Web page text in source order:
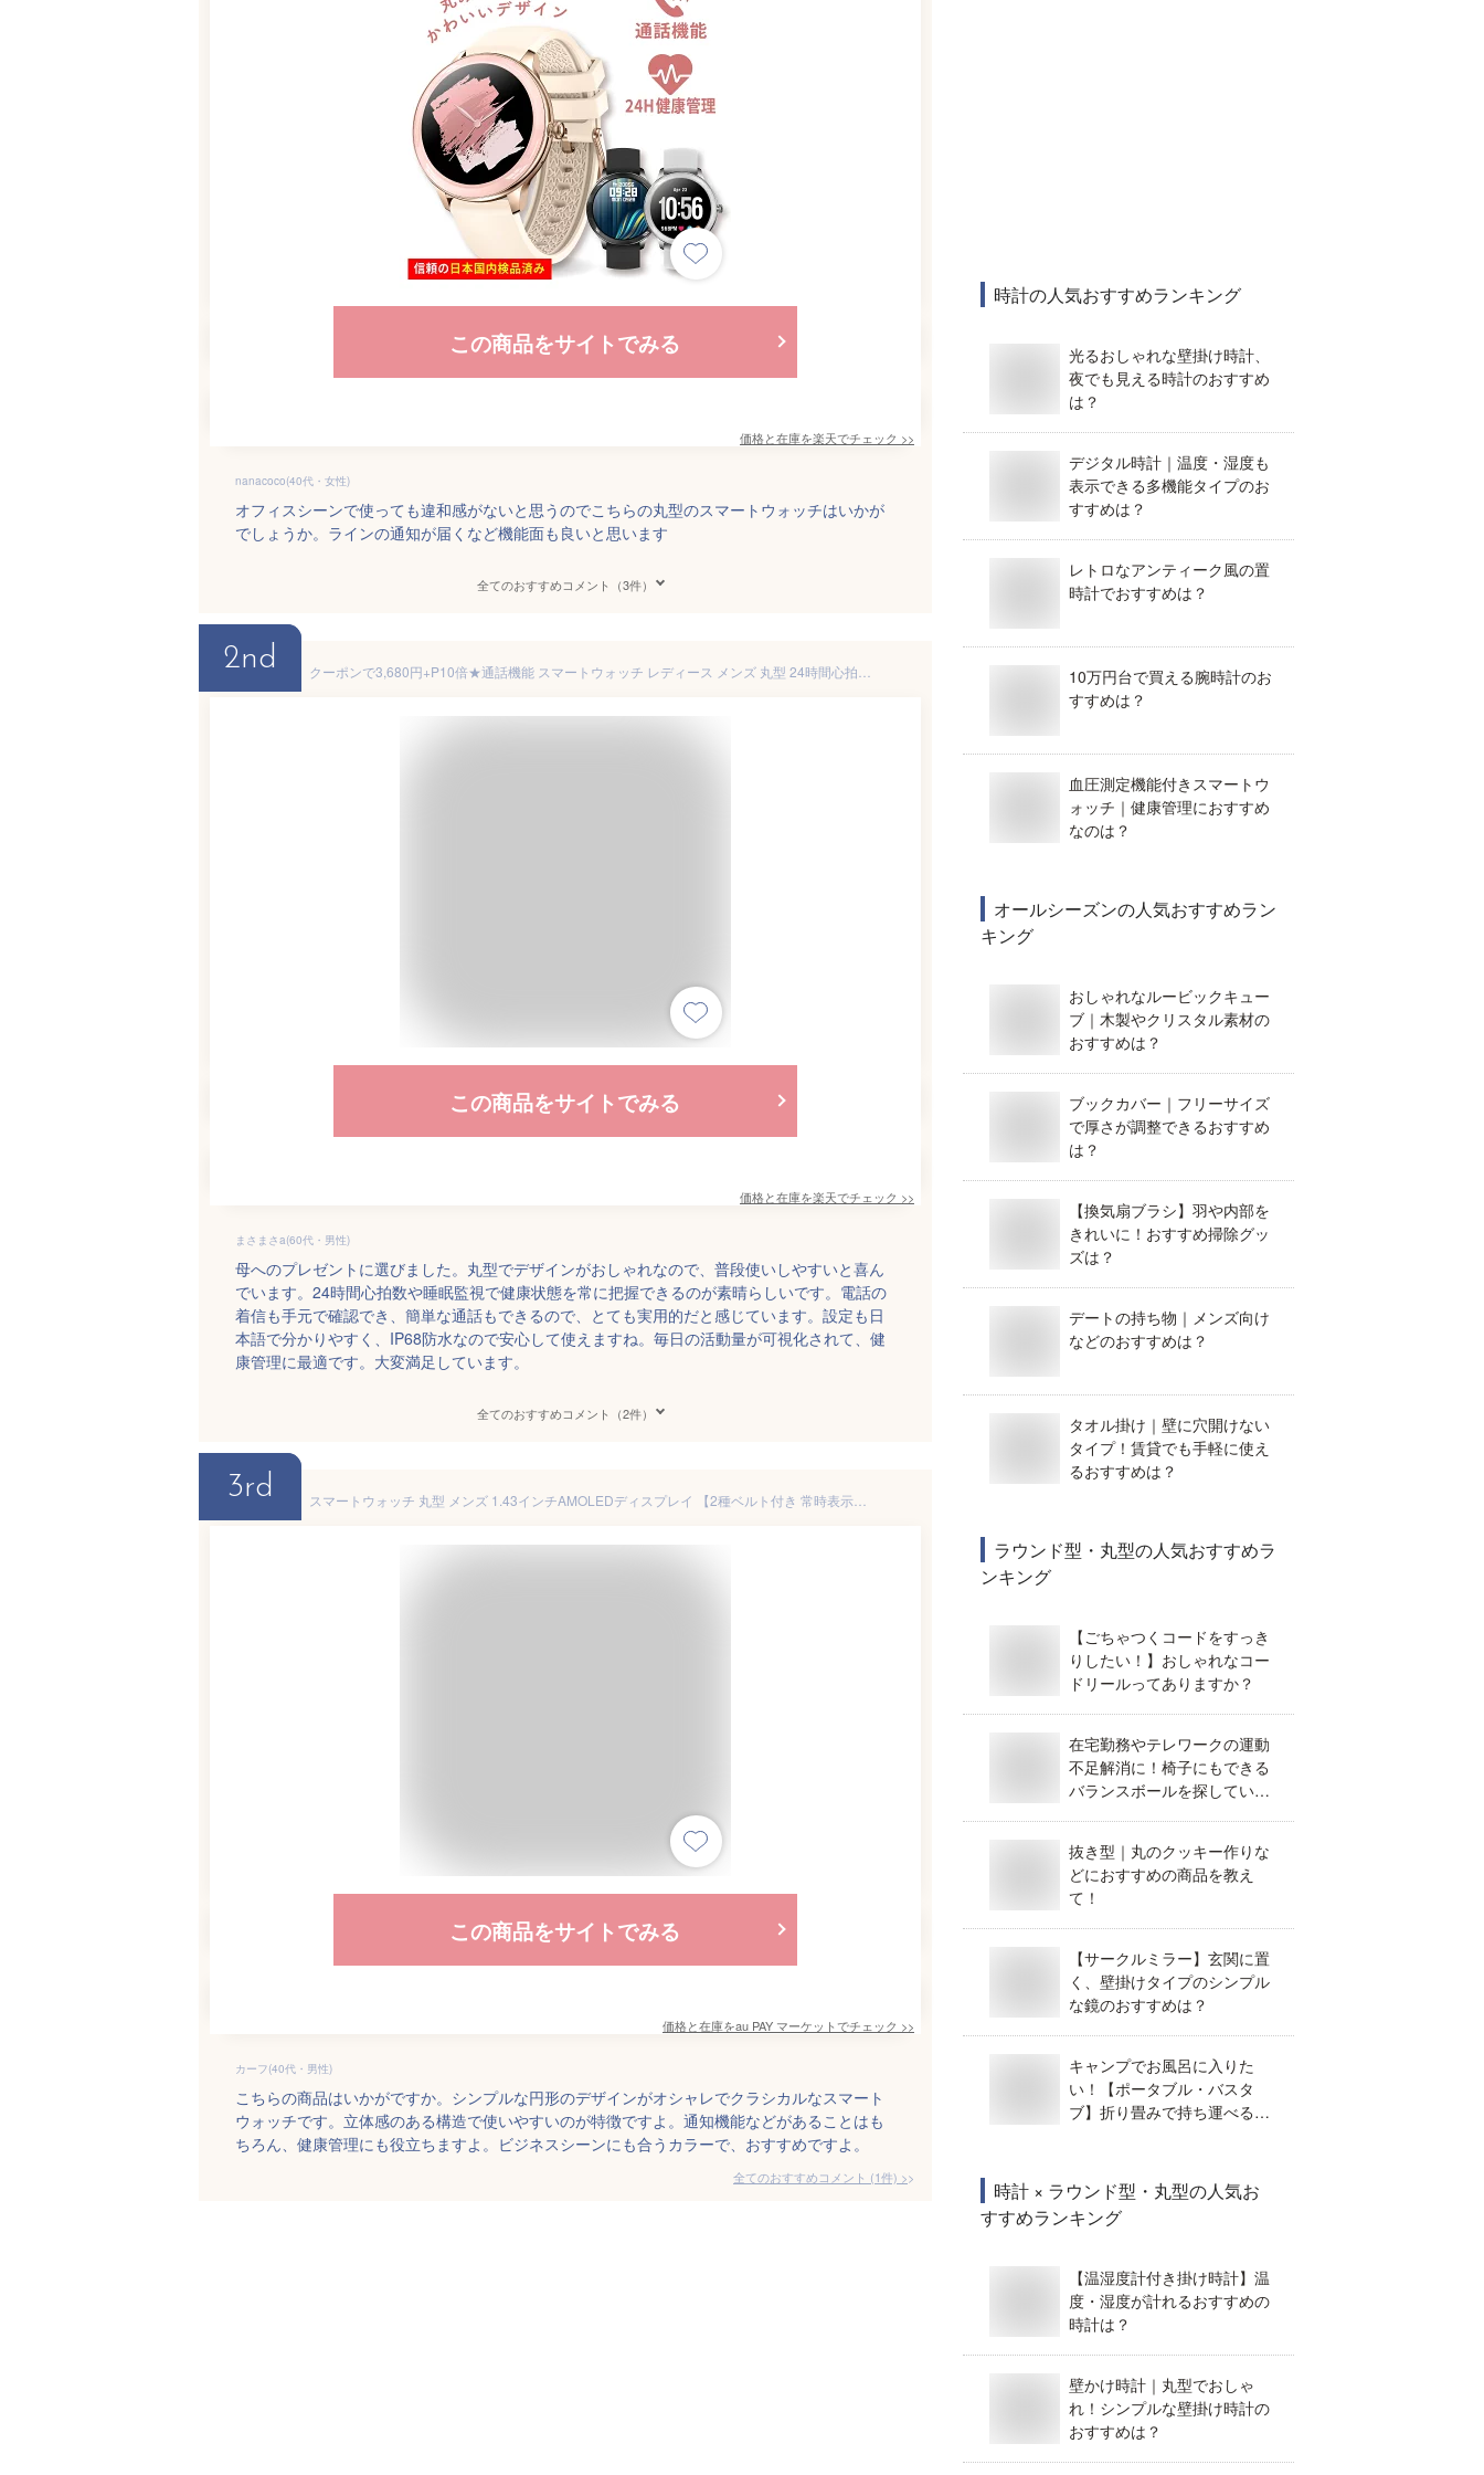
この商品をサイトでみる
価格と在庫を楽天でチェック >>
nanacoco(40代・女性)
オフィスシーンで使っても違和感がないと思うのでこちらの丸型のスマートウォッチはいかが
でしょうか。ラインの通知が届くなど機能面も良いと思います
全てのおすすめコメント（3件）
2nd
この商品をサイトでみる
価格と在庫を楽天でチェック >>
まさまさa(60代・男性)
母へのプレゼントに選びました。丸型でデザインがおしゃれなので、普段使いしやすいと喜ん
でいます。24時間心拍数や睡眠監視で健康状態を常に把握できるのが素晴らしいです。電話の
着信も手元で確認でき、簡単な通話もできるので、とても実用的だと感じています。設定も日
本語で分かりやすく、IP68防水なので安心して使えますね。毎日の活動量が可視化されて、健
康管理に最適です。大変満足しています。
全てのおすすめコメント（2件）
3rd
この商品をサイトでみる
価格と在庫をau PAY マーケットでチェック >>
カーフ(40代・男性)
こちらの商品はいかがですか。シンプルな円形のデザインがオシャレでクラシカルなスマート
ウォッチです。立体感のある構造で使いやすいのが特徴ですよ。通知機能などがあることはも
ちろん、健康管理にも役立ちますよ。ビジネスシーンにも合うカラーで、おすすめですよ。
全てのおすすめコメント (1件) >
時計の人気おすすめランキング
光るおしゃれな壁掛け時計、
夜でも見える時計のおすすめ
は？
デジタル時計｜温度・湿度も
表示できる多機能タイプのお
すすめは？
レトロなアンティーク風の置
時計でおすすめは？
10万円台で買える腕時計のお
すすめは？
血圧測定機能付きスマートウ
ォッチ｜健康管理におすすめ
なのは？
オールシーズンの人気おすすめラン
キング
おしゃれなルービックキュー
ブ｜木製やクリスタル素材の
おすすめは？
ブックカバー｜フリーサイズ
で厚さが調整できるおすすめ
は？
【換気扇ブラシ】羽や内部を
きれいに！おすすめ掃除グッ
ズは？
デートの持ち物｜メンズ向け
などのおすすめは？
タオル掛け｜壁に穴開けない
タイプ！賃貸でも手軽に使え
るおすすめは？
ラウンド型・丸型の人気おすすめラ
ンキング
【ごちゃつくコードをすっき
りしたい！】おしゃれなコー
ドリールってありますか？
在宅勤務やテレワークの運動
不足解消に！椅子にもできる
バランスボールを探していま
抜き型｜丸のクッキー作りな
どにおすすめの商品を教え
て！
【サークルミラー】玄関に置
く、壁掛けタイプのシンプル
な鏡のおすすめは？
キャンプでお風呂に入りた
い！【ポータブル・バスタ
ブ】折り畳みで持ち運べる、
時計 × ラウンド型・丸型の人気お
すすめランキング
【温湿度計付き掛け時計】温
度・湿度が計れるおすすめの
時計は？
壁かけ時計｜丸型でおしゃ
れ！シンプルな壁掛け時計の
おすすめは？